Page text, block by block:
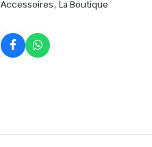
Accessoires, La Boutique